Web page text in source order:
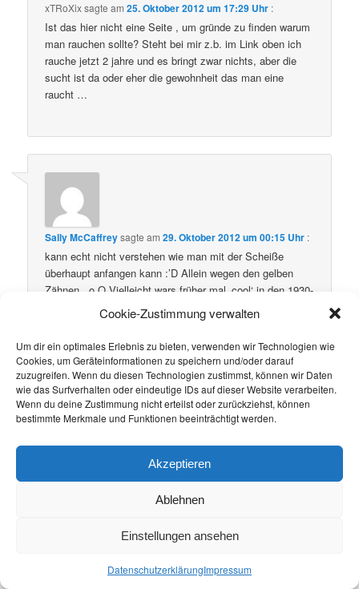
Cookie-Zustimmung verwalten
Um dir ein optimales Erlebnis zu bieten, verwenden wir Technologien wie
Cookies, um Geräteinformationen zu speichern und/oder darauf
zuzugreifen. Wenn du diesen Technologien zustimmst, können wir Daten
wie das Surfverhalten oder eindeutige IDs auf dieser Website verarbeiten.
Wenn du deine Zustimmung nicht erteilst oder zurückziehst, können
bestimmte Merkmale und Funktionen beeinträchtigt werden.
Akzeptieren
Ablehnen
Einstellungen ansehen
DatenschutzerklärungImpressum
xTRoXixsagte am25. Oktober 2012 um 17:29 Uhr :
Ist das hier nicht eine Seite , um gründe zu finden warum
man rauchen sollte? Steht bei mir z.b. im Link oben ich
rauche jetzt 2 jahre und es bringt zwar nichts, aber die
sucht ist da oder eher die gewohnheit das man eine
raucht …
Sally McCaffreysagte am29. Oktober 2012 um 00:15 Uhr :
kann echt nicht verstehen wie man mit der Scheiße
überhaupt anfangen kann :’D Allein wegen den gelben
Zähnen.. o.O Vielleicht wars früher mal ‚cool‘ in den 1930-
er Jahren, als noch keiner wusste wie schädlich das eig.
war & in den Filmen alle geraucht haben ._.‘ Meine Oma
hat 60 Jahre lang geraucht & wollte eig. aufhören, konnte
aber nie.. mit 77 ist sie gestorben
Ich hab ihr
versprochen nie anzufangen :‘) Würde ich aber sowieso
nie..
sagte am13. November 2012 um 17:04 Uhr
vielleicht mal. Was viel besser und (lebens)wichtiger ist